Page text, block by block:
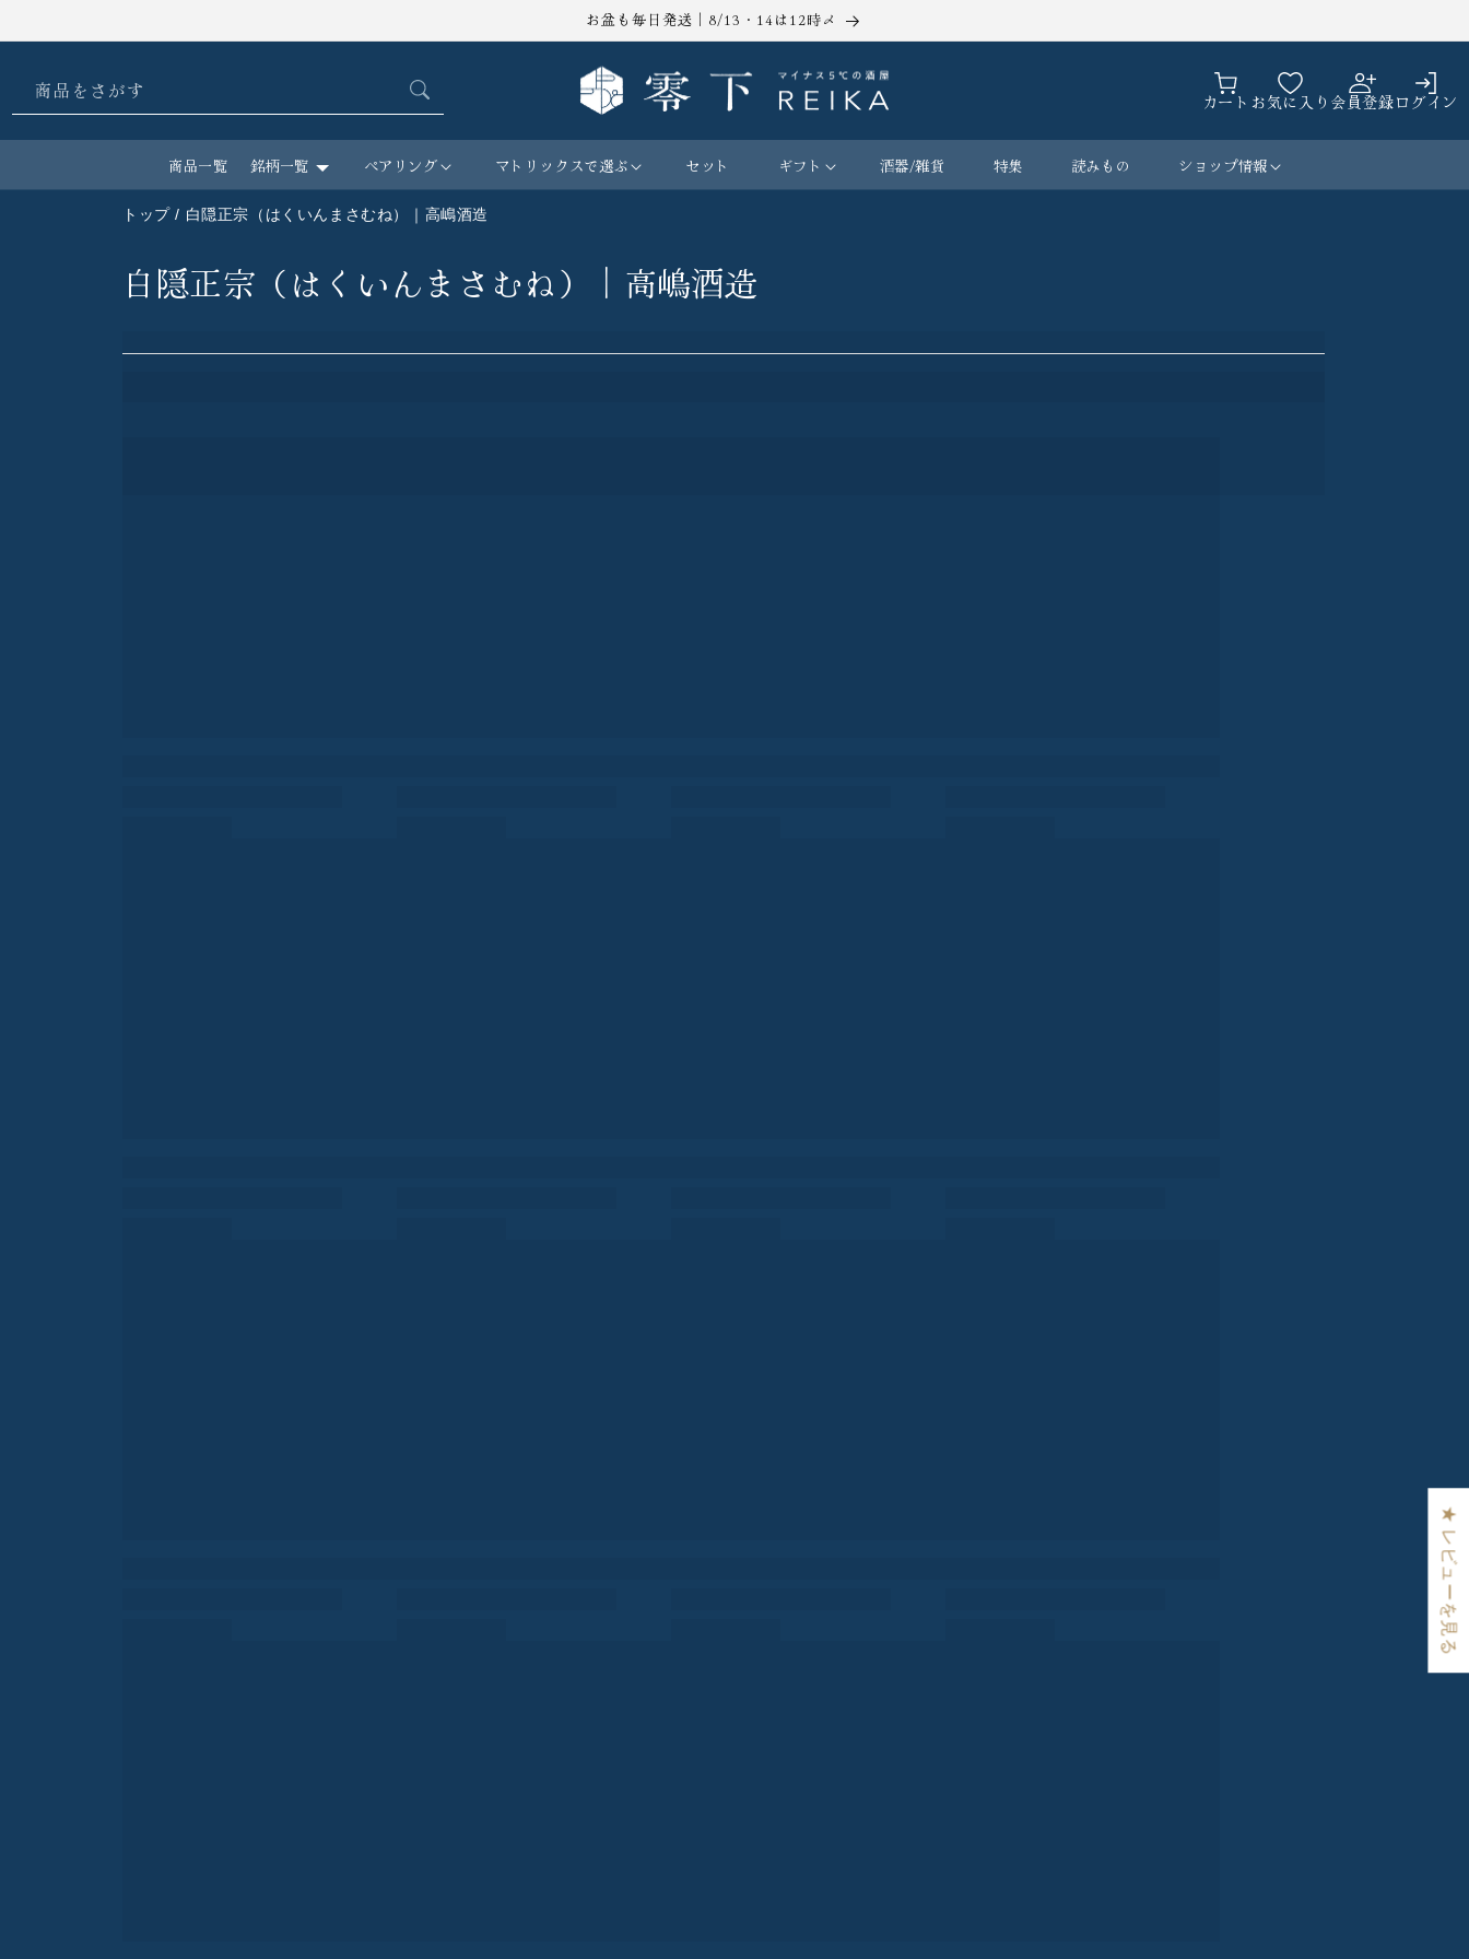
進む
お盆も毎日発送｜8/13・14は12時〆
商品をさがす カート
ー
お気に入り 会員登録ログイン
ロ
グ
商品一覧 銘柄一覧 ペアリング マトリックスで選ぶ セット ギフト 酒器/雑貨 特集 読みもの ショップ情報
トップ/ 白隠正宗（はくいんまさむね）｜高嶋酒造
白隠正宗（はくいんまさむね）｜高嶋酒造
★ レビューを見る